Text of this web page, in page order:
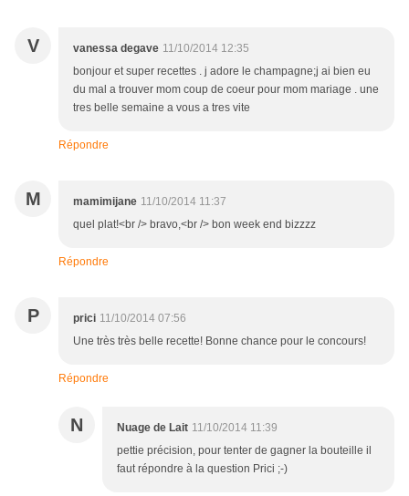
V vanessa degave 11/10/2014 12:35
bonjour et super recettes . j adore le champagne;j ai bien eu
du mal a trouver mom coup de coeur pour mom mariage . une
tres belle semaine a vous a tres vite
Répondre
M mamimijane 11/10/2014 11:37
quel plat!<br /> bravo,<br /> bon week end bizzzz
Répondre
P prici 11/10/2014 07:56
Une très très belle recette! Bonne chance pour le concours!
Répondre
N Nuage de Lait 11/10/2014 11:39
pettie précision, pour tenter de gagner la bouteille il
faut répondre à la question Prici ;-)